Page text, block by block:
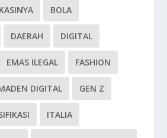
BOLA
DAERAH DIGITAL
EMAS ILEGAL FASHION
DIGITAL GEN Z
ITALIA